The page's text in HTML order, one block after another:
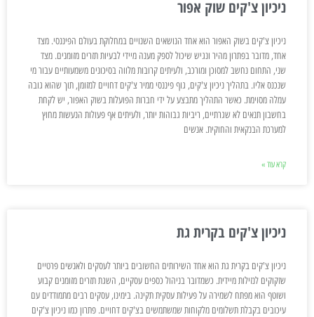
ניכיון צ'קים שוק אפור
ניכיון צ'קים בשוק האפור הוא אחד הנושאים השנויים במחלוקת בעולם הפיננסי. מצד
אחד, מדובר בפתרון מהיר ונגיש שיכול לספק מענה מיידי לבעיות תזרים מזומנים. מצד
שני, התחום נחשב למסוכן ומורכב, ולעיתים קרובות מלווה בסיכונים משמעותיים עבור מי
שנכנס אליו. בתהליך ניכיון צ'קים, גוף פיננסי ממיר צ'קים דחויים למזומן, תוך שהוא גובה
עמלה מסוימת. כאשר התהליך מתבצע על ידי חברות הפועלות בשוק האפור, יש לקחת
בחשבון תנאים לא שגרתיים, ריביות גבוהות יותר, ולעיתים אף פעולות הנעשות מחוץ
למערכת הבנקאית והחוקית. אנשים
קרא עוד »
ניכיון צ'קים בקרית גת
ניכיון צ'קים בקרית גת הוא אחד השירותים החשובים ביותר לעסקים ולאנשים פרטיים
שזקוקים לנזילות מיידית. כשמדובר בניהול כספים עסקיים, השגת תזרים מזומנים קבוע
ושוטף הוא מפתח לשמירה על פעילות עסקית תקינה. בימינו, עסקים רבים מתמודדים עם
עיכובים בקבלת תשלומים מלקוחות שמשתמשים בצ'קים דחויים. פתרון כמו ניכיון צ'קים